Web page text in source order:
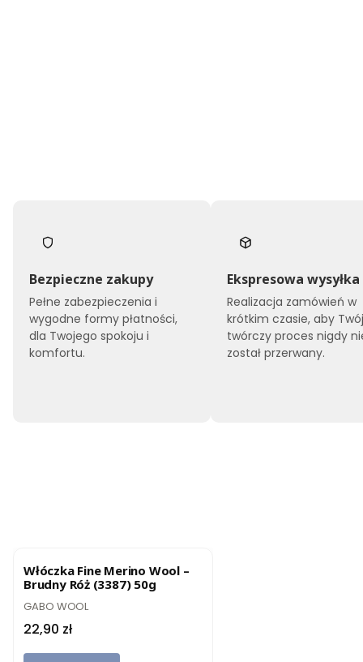
Bezpieczne zakupy
Pełne zabezpieczenia i
wygodne formy płatności,
dla Twojego spokoju i
komfortu.
Ekspresowa wysyłka
Realizacja zamówień w
krótkim czasie, aby Twój
twórczy proces nigdy
został przerwany.
Włóczka Fine Merino Wool –
Brudny Róż (3387) 50g
PRODUCENT
GABO WOOL
Cena
22,90 zł